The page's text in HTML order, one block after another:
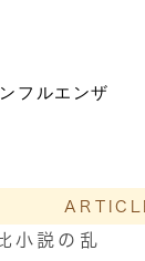
フルエンザ
小説の乱